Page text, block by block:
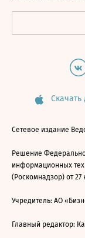
Скачать
Сетевое издание
Решение
информационных
(Роскомнадзор) от 27
Учредитель: АО
Главный редактор: